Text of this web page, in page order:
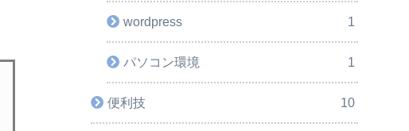
wordpress 1
パソコン環境 1
便利技 10